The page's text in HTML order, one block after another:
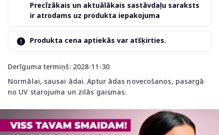
Derīguma termiņš: 2028-11-30
Normālai, sausai ādai. Aptur ādas novecošanos, pasargā
no UV starojuma un zilās gaismas.
Precīzākais un aktuālākais sastāvdaļu saraksts
ir atrodams uz produkta iepakojuma
Produkta cena aptiekās var atšķirties.